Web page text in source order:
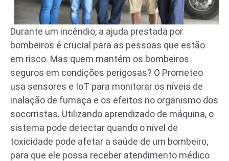
Durante um incêndio, a ajuda prestada por
bombeiros é crucial para as pessoas que estão
em risco. Mas quem mantém os bombeiros
seguros em condições perigosas? O Prometeo
usa sensores e IoT para monitorar os níveis de
inalação de fumaça e os efeitos no organismo dos
socorristas. Utilizando aprendizado de máquina, o
sistema pode detectar quando o nível de
toxicidade pode afetar a saúde de um bombeiro,
para que ele possa receber atendimento médico